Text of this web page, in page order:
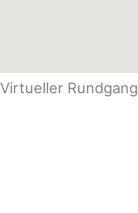
Virtueller